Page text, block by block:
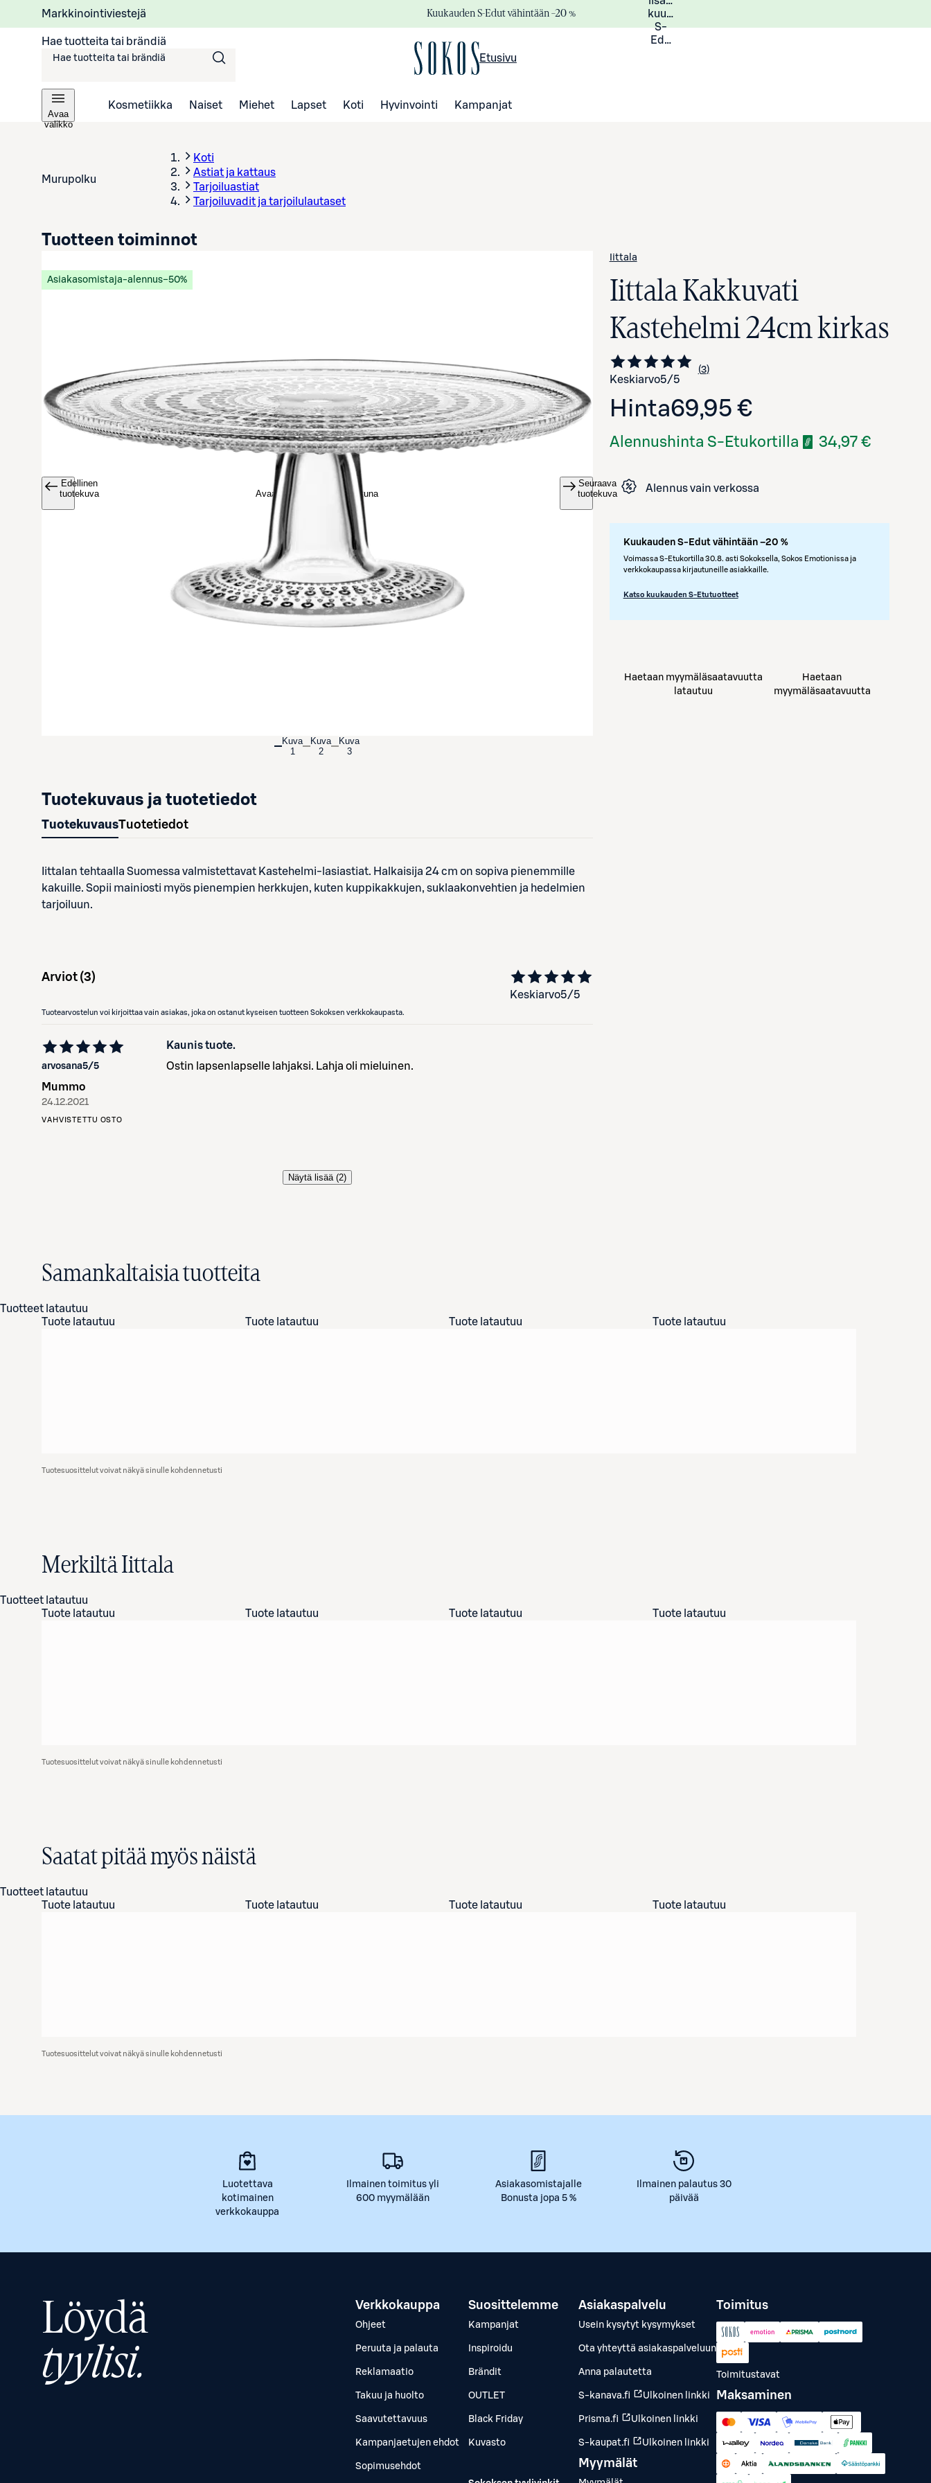
Markkinointiviestejä Kuukauden S-Edut vähintään –20 %
kuukauden
S-
Eduista
Hae tuotteita tai brändiä
Etusivu
Avaa
valikko
Kosmetiikka Naiset Miehet Lapset Koti Hyvinvointi Kampanjat
Murupolku
Koti
Astiat ja kattaus
Tarjoiluastiat
Tarjoiluvadit ja tarjoilulautaset
Avaa tuotekuva suurennettuna
Asiakasomistaja-alennus−50%
Edellinen
tuotekuva
Seuraava
tuotekuva
Kuva
1
Kuva
2
Kuva
3
Iittala
Iittala Kakkuvati
Kastehelmi 24cm kirkas
Keskiarvo5/5 Siirry arvioihin
3
kappaletta
Hinta69,95 €
Alennushinta S-Etukortilla 34,97 €
Alennus vain verkossa
Kuukauden S-Edut vähintään –20 %
Voimassa S-Etukortilla 30.8. asti Sokoksella, Sokos Emotionissa ja
verkkokaupassa kirjautuneille asiakkaille.
Katso kuukauden S-Etutuotteet
Tuotteen toiminnot
Haetaan myymäläsaatavuutta
latautuu
Haetaan
myymäläsaatavuutta
Tuotekuvaus ja tuotetiedot
TuotekuvausTuotetiedot
Iittalan tehtaalla Suomessa valmistettavat Kastehelmi-lasiastiat. Halkaisija 24 cm on sopiva pienemmille
kakuille. Sopii mainiosti myös pienempien herkkujen, kuten kuppikakkujen, suklaakonvehtien ja hedelmien
tarjoiluun.
Arviot (3)
Keskiarvo5/5
Tuotearvostelun voi kirjoittaa vain asiakas, joka on ostanut kyseisen tuotteen Sokoksen verkkokaupasta.
arvosana5/5
Mummo
24.12.2021
VAHVISTETTU OSTO
Kaunis tuote.
Ostin lapsenlapselle lahjaksi. Lahja oli mieluinen.
Näytä lisää (2)
Samankaltaisia tuotteita
Tuotteet latautuu
Tuote latautuu
Tuote latautuu Tuote latautuu Tuote latautuu
Tuotesuosittelut voivat näkyä sinulle kohdennetusti
Merkiltä Iittala
Tuotteet latautuu
Tuote latautuu
Tuote latautuu Tuote latautuu Tuote latautuu
Tuotesuosittelut voivat näkyä sinulle kohdennetusti
Saatat pitää myös näistä
Tuotteet latautuu
Tuote latautuu
Tuote latautuu Tuote latautuu Tuote latautuu
Tuotesuosittelut voivat näkyä sinulle kohdennetusti
Luotettava
kotimainen
verkkokauppa
Ilmainen toimitus yli
600 myymälään
Asiakasomistajalle
Bonusta jopa 5 %
Ilmainen palautus 30
päivää
Löydä
tyylisi.
Verkkokauppa
Ohjeet
Peruuta ja palauta
Reklamaatio
Takuu ja huolto
Saavutettavuus
Kampanjaetujen ehdot
Sopimusehdot
Suosittelemme
Kampanjat
Inspiroidu
Brändit
OUTLET
Black Friday
Kuvasto
Asiakaspalvelu
Usein kysytyt kysymykset
Ota yhteyttä asiakaspalveluun
Anna palautetta
S-kanava.fi Ulkoinen linkki
Prisma.fi Ulkoinen linkki
S-kaupat.fi Ulkoinen linkki
Myymälät
Toimitus
Toimitustavat
Maksaminen